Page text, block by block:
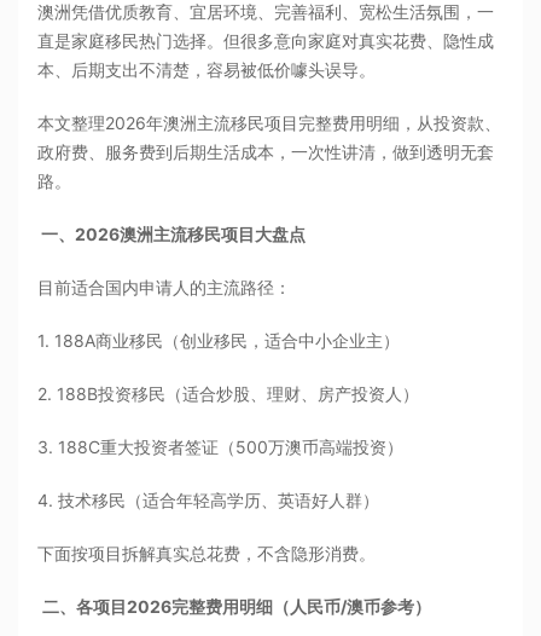
澳洲凭借优质教育、宜居环境、完善福利、宽松生活氛围，一
直是家庭移民热门选择。但很多意向家庭对真实花费、隐性成
本、后期支出不清楚，容易被低价噱头误导。
本文整理2026年澳洲主流移民项目完整费用明细，从投资款、
政府费、服务费到后期生活成本，一次性讲清，做到透明无套
路。
一、2026澳洲主流移民项目大盘点
目前适合国内申请人的主流路径：
1. 188A商业移民（创业移民，适合中小企业主）
2. 188B投资移民（适合炒股、理财、房产投资人）
3. 188C重大投资者签证（500万澳币高端投资）
4. 技术移民（适合年轻高学历、英语好人群）
下面按项目拆解真实总花费，不含隐形消费。
二、各项目2026完整费用明细（人民币/澳币参考）